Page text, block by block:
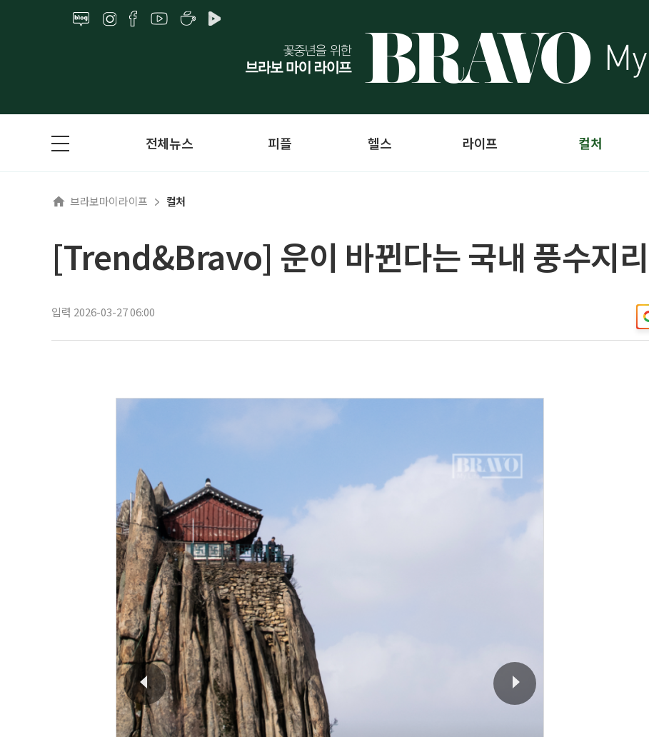
전체뉴스 피플 헬스 라이프 컬처
브라보마이라이프 컬처
[Trend&Bravo] 운이 바뀐다는 국내 풍수지
입력 2026-03-27 06:00